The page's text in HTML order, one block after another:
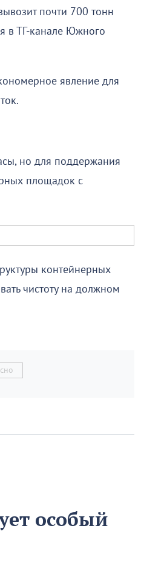
почти 700 тонн
в ТГ-канале Южного
явление для
но для поддержания
площадок с
контейнерных
чистоту на должном
особый